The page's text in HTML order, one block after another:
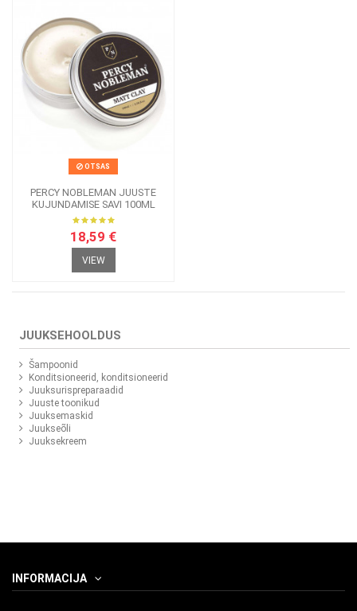
OTSAS
PERCY NOBLEMAN JUUSTE
KUJUNDAMISE SAVI 100ML
18,59 €
VIEW
JUUKSEHOOLDUS
Šampoonid
Konditsioneerid, konditsioneerid
Juuksurispreparaadid
Juuste toonikud
Juuksemaskid
Juukseõli
Juuksekreem
INFORMACIJA